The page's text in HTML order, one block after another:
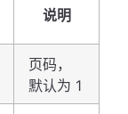
说明
页码，
默认为 1